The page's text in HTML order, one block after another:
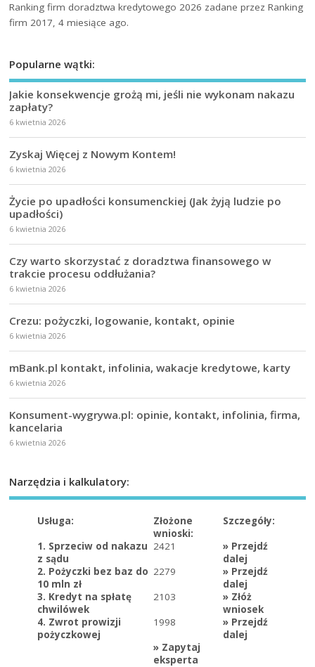
Ranking firm doradztwa kredytowego 2026 zadane przez Ranking
firm 2017, 4 miesiące ago.
Popularne wątki:
Jakie konsekwencje grożą mi, jeśli nie wykonam nakazu
zapłaty?
6 kwietnia 2026
Zyskaj Więcej z Nowym Kontem!
6 kwietnia 2026
Życie po upadłości konsumenckiej (Jak żyją ludzie po
upadłości)
6 kwietnia 2026
Czy warto skorzystać z doradztwa finansowego w
trakcie procesu oddłużania?
6 kwietnia 2026
Crezu: pożyczki, logowanie, kontakt, opinie
6 kwietnia 2026
mBank.pl kontakt, infolinia, wakacje kredytowe, karty
6 kwietnia 2026
Konsument-wygrywa.pl: opinie, kontakt, infolinia, firma,
kancelaria
6 kwietnia 2026
Narzędzia i kalkulatory:
Usługa:
Złożone
wnioski:
Szczegóły:
1. Sprzeciw od nakazu
z sądu
2421 » Przejdź
dalej
2. Pożyczki bez baz do
10 mln zł
2279 » Przejdź
dalej
3. Kredyt na spłatę
chwilówek
2103 » Złóż
wniosek
4. Zwrot prowizji
pożyczkowej
1998 » Przejdź
dalej
» Zapytaj
eksperta